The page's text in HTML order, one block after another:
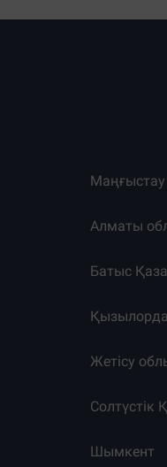
Алматы
Батыс
Жетісу
Солтүстік
Шымкент